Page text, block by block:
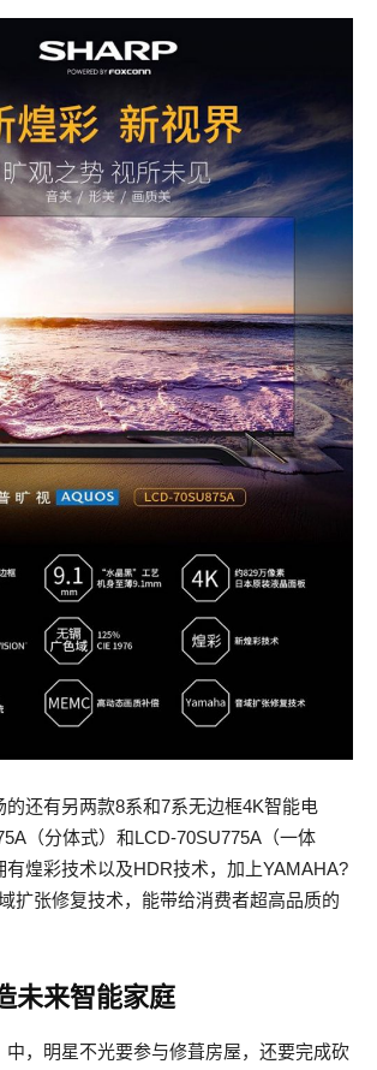
的还有另两款8系和7系无边框4K智能电
（分体式）和LCD-70SU775A（一体
有煌彩技术以及HDR技术，加上YAMAHA?
扩张修复技术，能带给消费者超高品质的
未来智能家庭
中，明星不光要参与修葺房屋，还要完成砍